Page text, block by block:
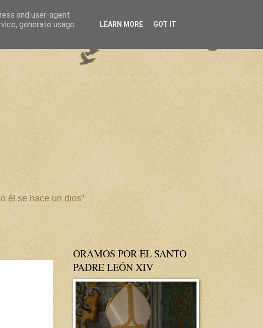
él se hace un dios"
ORAMOS POR EL SANTO
PADRE LEÓN XIV
and user-agent
generate usage
LEARN MORE GOT IT